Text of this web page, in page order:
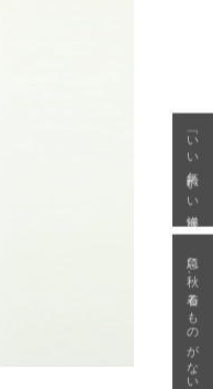
「いい年齢 いい洋服」
急に秋、着るものがない